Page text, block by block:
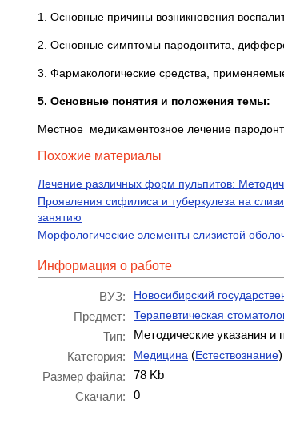
1. Основные причины возникновения
2. Основные симптомы пародонтита,
3. Фармакологические средства,
5. Основные понятия и положения темы:
Местное медикаментозное лечение
Похожие материалы
Лечение различных форм пульпитов:
Проявления сифилиса и туберкулеза на
занятию
Морфологические элементы слизистой
Информация о работе
ВУЗ: Новосибирский
Предмет: Терапевтическая
Тип:
Методические указания и
Категория:
Медицина (Естествознание)
Размер файла:
78 Kb
Скачали:
0